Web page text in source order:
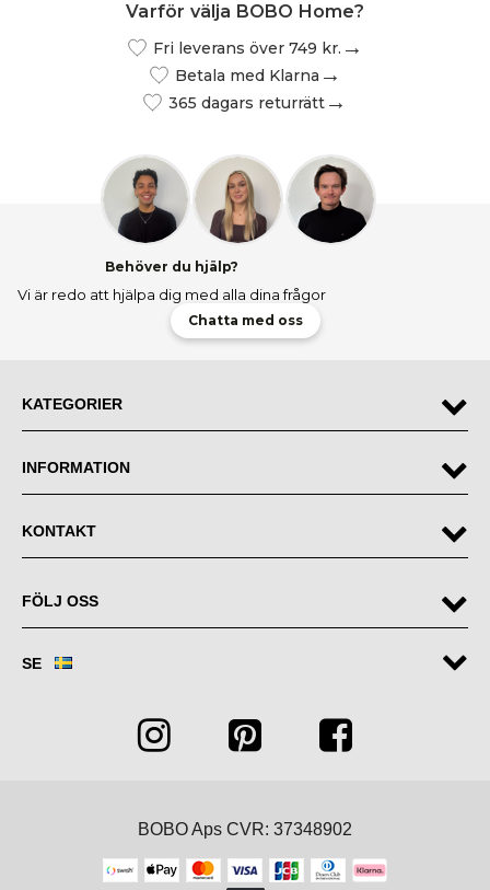
Varför välja BOBO Home?
Fri leverans över 749 kr.
Betala med Klarna
365 dagars returrätt
Behöver du hjälp?
Vi är redo att hjälpa dig med alla dina frågor
Chatta med oss
KATEGORIER
INFORMATION
KONTAKT
FÖLJ OSS
SE
BOBO Aps CVR: 37348902